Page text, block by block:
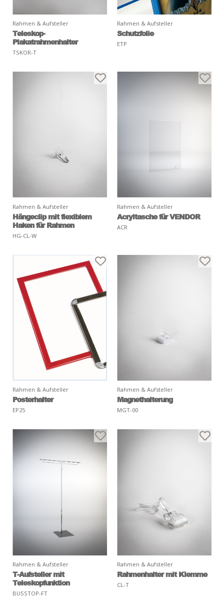
Rahmen & Aufsteller
Teleskop-
Plakatrahmenhalter
TSKOR-T
Rahmen & Aufsteller
Schutzfolie
ETP
Rahmen & Aufsteller
Hängeclip mit flexiblem
Haken für Rahmen
HG-CL-W
Rahmen & Aufsteller
Acryltasche für VENDOR
ACR
Rahmen & Aufsteller
Posterhalter
EP25
Rahmen & Aufsteller
Magnethalterung
MGT-00
Rahmen & Aufsteller
T-Aufsteller mit
Teleskopfunktion
BUSSTOP-FT
Rahmen & Aufsteller
Rahmenhalter mit Klemme
CL-T